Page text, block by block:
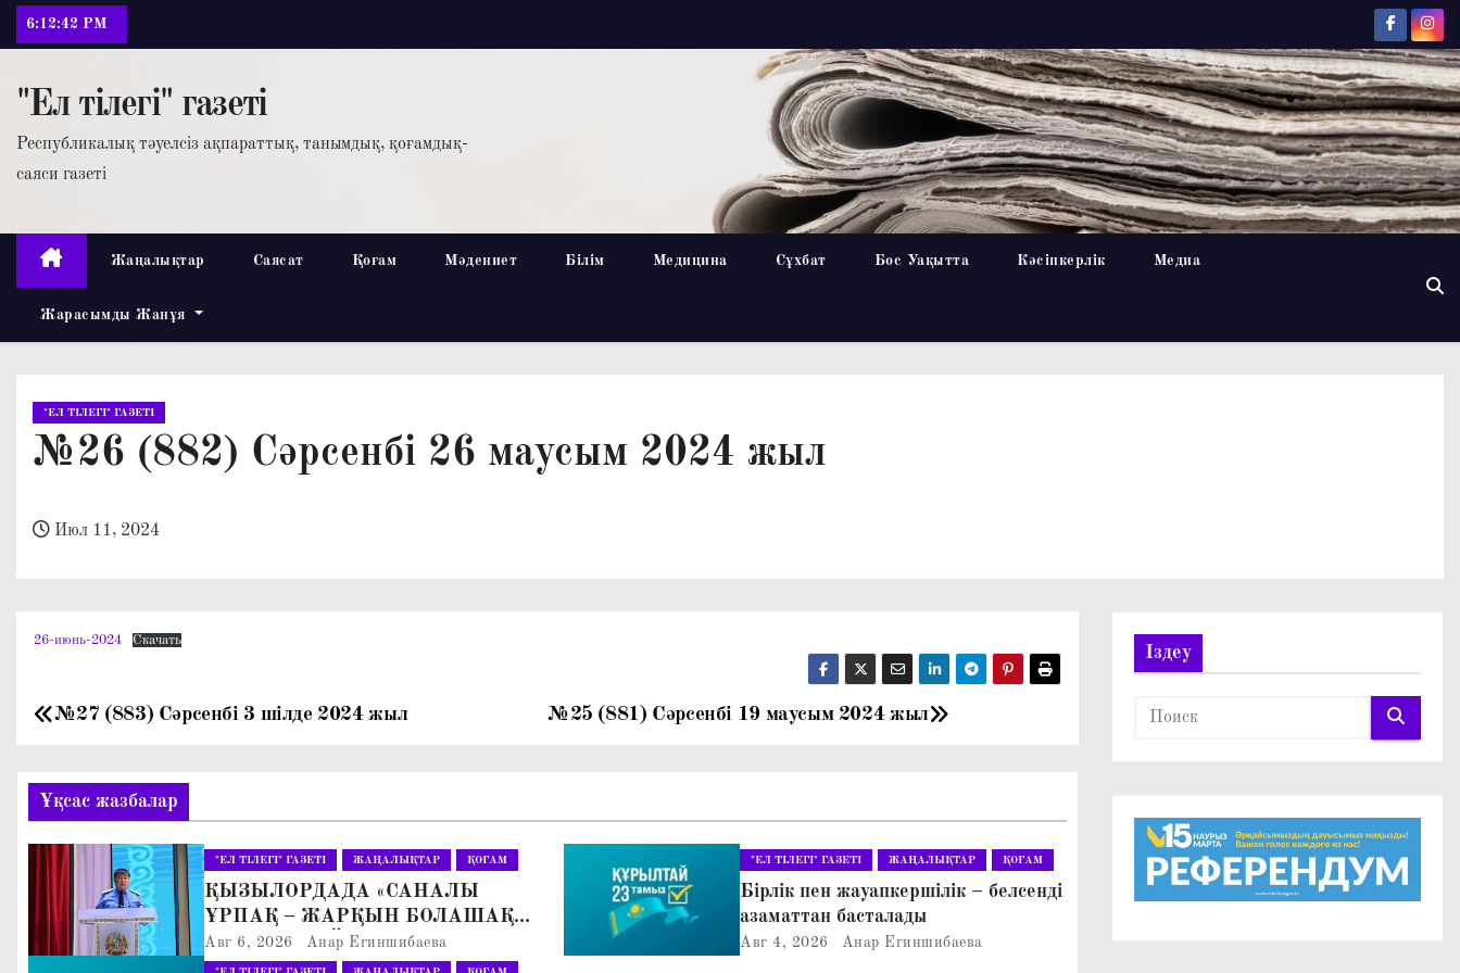
6:12:43 PM
"Ел тілегі" газеті
Республикалық тәуелсіз ақпараттық, танымдық, қоғамдық-
саяси газеті
Жаңалықтар Саясат Қоғам Мәдениет Білім Медицина Сұхбат Бос Уақытта Кәсіпкерлік Медиа
Жарасымды Жанұя
"ЕЛ ТІЛЕГІ" ГАЗЕТІ
№26 (882) Сәрсенбі 26 маусым 2024 жыл
Июл 11, 2024
26-июнь-2024 Скачать
Н
в
и
г
а
№25 (881) Сәрсенбі 19 маусым 2024 жыл
№27 (883) Сәрсенбі 3 шілде 2024 жыл
Ұқсас жазбалар
"ЕЛ ТІЛЕГІ" ГАЗЕТІ ЖАҢАЛЫҚТАР ҚОҒАМ
ҚЫЗЫЛОРДАДА «САНАЛЫ
ҰРПАҚ – ЖАРҚЫН БОЛАШАҚ»
АТТЫ КЕҢЕЙТІЛГЕН МӘЖІЛІС
ӨТТІ
Авг 6, 2026 Анар Егиншибаева
"ЕЛ ТІЛЕГІ" ГАЗЕТІ ЖАҢАЛЫҚТАР ҚОҒАМ
Бірлік пен жауапкершілік – белсенді
азаматтан басталады
Авг 4, 2026 Анар Егиншибаева
Іздеу